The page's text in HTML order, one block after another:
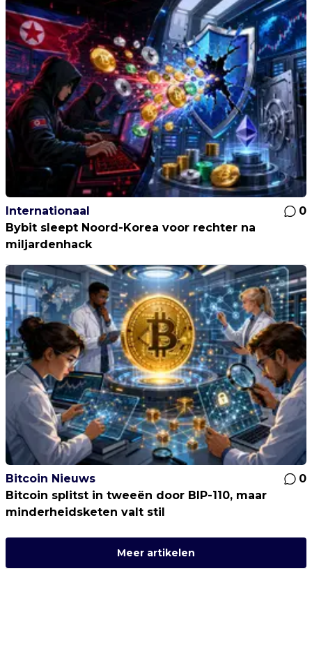
Internationaal
0
Bybit sleept Noord-Korea voor rechter na
miljardenhack
Bitcoin Nieuws
0
Bitcoin splitst in tweeën door BIP-110, maar
minderheidsketen valt stil
Meer artikelen